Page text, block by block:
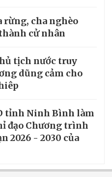
rừng, cha nghèo
cử nhân
tịch nước truy
dũng cảm cho
tỉnh Ninh Bình làm
đạo Chương trình
2026 - 2030 của